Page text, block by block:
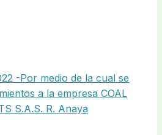
-Por medio de la cual se
a la empresa COAL
S.A.S. R. Anaya